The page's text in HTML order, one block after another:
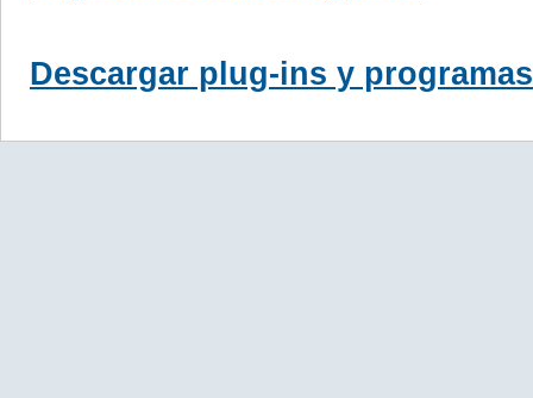
Descargar plug-ins y